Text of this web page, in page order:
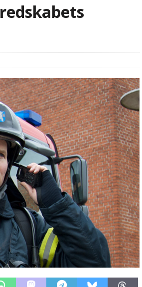
tid på at komme af sted i 2025
ruste betjentene til mere kompleks